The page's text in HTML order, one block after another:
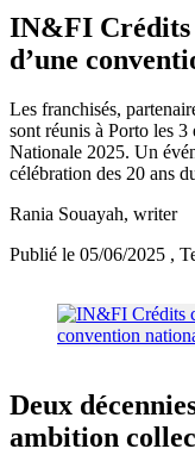
IN&FI Crédits
d’une
Les franchisés,
sont réunis à Porto les
Nationale 2025. Un
célébration des 20 ans
Rania Souayah, writer
Publié le 05/06/2025 ,
Deux
ambition